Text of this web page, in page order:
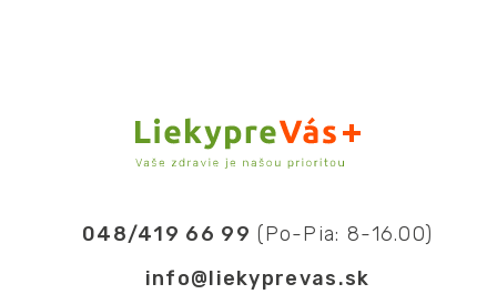
048/419 66 99 (Po-Pia: 8-16.00)
info@liekyprevas.sk